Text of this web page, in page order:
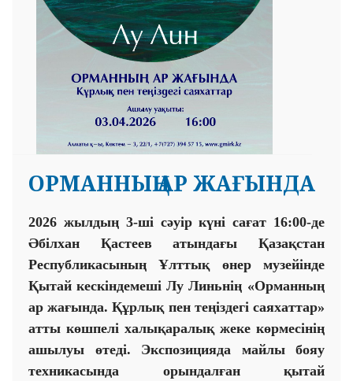
ОРМАННЫҢ АР ЖАҒЫНДА
2026 жылдың 3-ші сәуір күні сағат 16:00-де
Әбілхан Қастеев атындағы Қазақстан
Республикасының Ұлттық өнер музейінде
Қытай кескіндемеші Лу Линьнің «Орманның
ар жағында. Құрлық пен теңіздегі саяхаттар»
атты көшпелі халықаралық жеке көрмесінің
ашылуы өтеді. Экспозицияда майлы бояу
техникасында орындалған қытай